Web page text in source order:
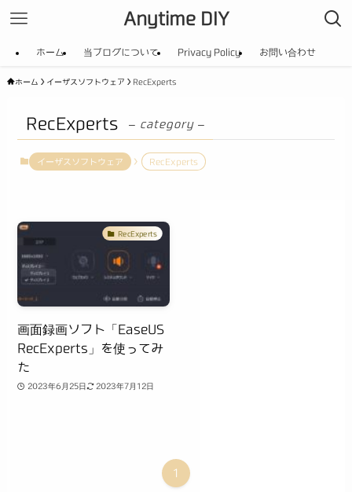
Anytime DIY
ホーム 当ブログについて Privacy Policy お問い合わせ
ホーム イーザスソフトウェア RecExperts
RecExperts – category –
イーザスソフトウェア RecExperts
RecExperts
画面録画ソフト「EaseUS
RecExperts」を使ってみ
た
2023年6月25日 2023年7月12日
1